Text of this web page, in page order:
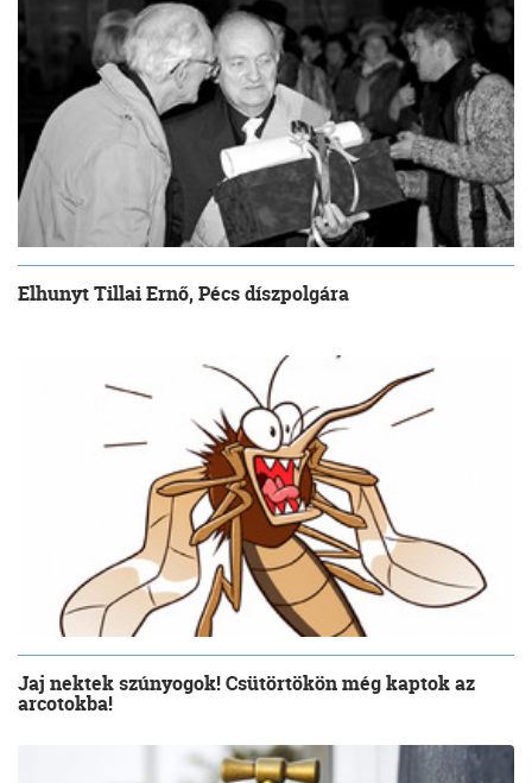
Elhunyt Tillai Ernő, Pécs díszpolgára
Jaj nektek szúnyogok! Csütörtökön még kaptok az
arcotokba!